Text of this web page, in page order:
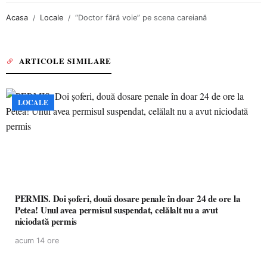
Acasa Locale “Doctor fără voie” pe scena careiană
ARTICOLE SIMILARE
LOCALE
PERMIS. Doi șoferi, două dosare penale în doar 24 de ore la
Petea! Unul avea permisul suspendat, celălalt nu a avut
niciodată permis
acum 14 ore